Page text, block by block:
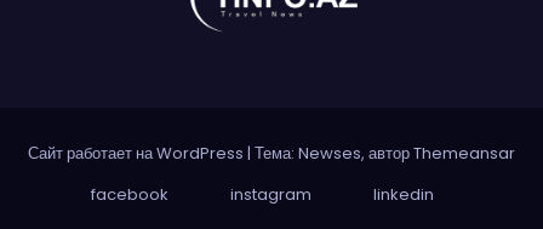
Сайт работает на WordPress | Тема: Newses, авторThemeansar
facebook
instagram linkedin